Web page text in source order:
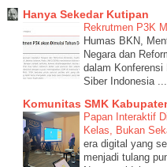
Hanya Sekedar Kutipan
Rekrutmen P3K
Humas BKN,
Negara dan
dalam
Siber Indonesia ...
Komunitas SMK
Papan Interaktif
Kelas, Bukan
era digital yang
menjadi tulang